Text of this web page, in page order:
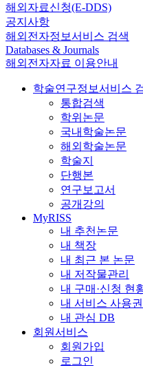
해외자료신청(E-DDS)
공지사항
해외전자정보서비스 검색
Databases & Journals
해외전자자료 이용안내
학술연구정보서비스
통합검색
학위논문
국내학술논문
해외학술논문
학술지
단행본
연구보고서
공개강의
MyRISS
내 추천논문
내 책장
내 최근 본 논문
내 저작물관리
내 구매·신청 현
내 서비스 사용
내 관심 DB
회원서비스
회원가입
로그인